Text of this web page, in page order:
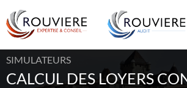
SIMULATEURS
CALCUL DES LOYERS